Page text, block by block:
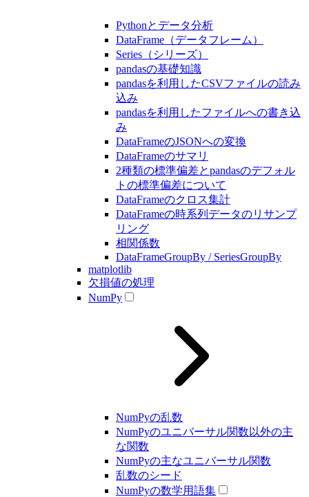
Pythonとデータ分析
DataFrame（データフレーム）
Series（シリーズ）
pandasの基礎知識
pandasを利用したCSVファイルの読み
込み
pandasを利用したファイルへの書き込
み
DataFrameのJSONへの変換
DataFrameのサマリ
2種類の標準偏差とpandasのデフォル
トの標準偏差について
DataFrameのクロス集計
DataFrameの時系列データのリサンプ
リング
相関係数
DataFrameGroupBy / SeriesGroupBy
matplotlib
欠損値の処理
NumPy
NumPyの乱数
NumPyのユニバーサル関数以外の主
な関数
NumPyの主なユニバーサル関数
乱数のシード
NumPyの数学用語集